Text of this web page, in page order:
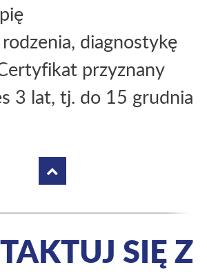
rodzenia, diagnostykę
przyznany
3 lat, tj. do 15 grudnia
SIĘ Z